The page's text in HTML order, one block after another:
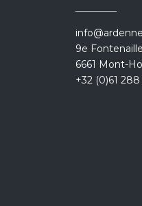
9e Fontenaille
6661 Mont-
+32 (0)61